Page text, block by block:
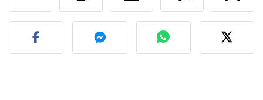
Fez esta receita?